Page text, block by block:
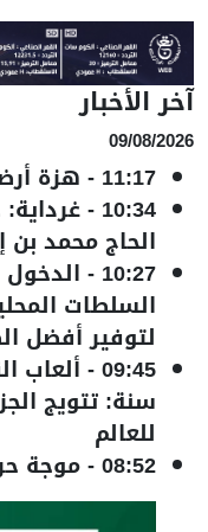
آخر الأخبار
09/08/2026
11:17
- هزة أرضية
10:34
-
الحاج محمد
10:27
-
السلطات
لتوفير أفضل
09:45
-
سنة: تتويج
للعالم
08:52
-موجة